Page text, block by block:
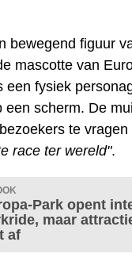
bewegend figuur
mascotte van
een fysiek
een scherm. De
te
race ter wereld".
Park opent
maar
af